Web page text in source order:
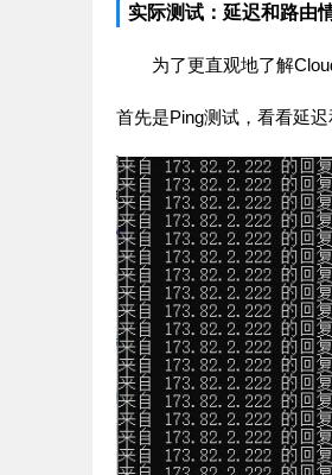
实际测试：延迟和路由
为了更直观地了解
首先是Ping测试，看看延